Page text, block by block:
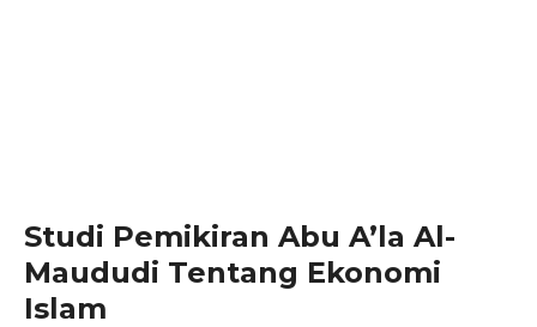
Studi Pemikiran Abu A’la Al-
Maududi Tentang Ekonomi
Islam